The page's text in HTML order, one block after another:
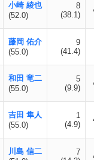
小崎 綾也
(52.0)
8
(38.1)
藤岡 佑介
(55.0)
9
(41.4)
和田 竜二
(55.0)
5
(9.9)
吉田 隼人
(55.0)
1
(4.9)
川島 信二
7